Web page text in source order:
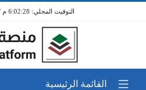
6:02:28 م / 7 أغسطس 2026